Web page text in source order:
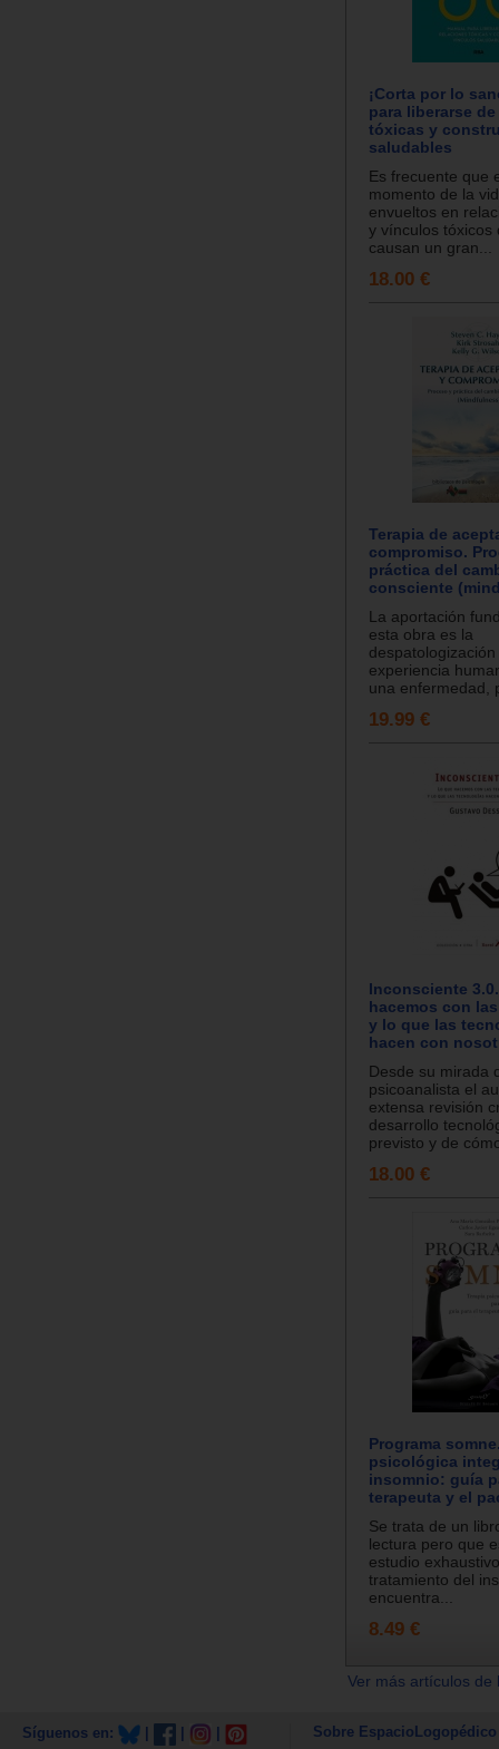
¡Corta por lo
para liberarse
tóxicas y
saludables
Es frecuente que
momento de la
envueltos en
y vínculos tóxicos
causan un gran...
18.00 €
Terapia de
compromiso.
práctica del
consciente
La aportación
esta obra es la
experiencia
una enfermedad,
19.99 €
Inconsciente
hacemos con
y lo que las
hacen con
Desde su mirada
psicoanalista el
extensa revisión
desarrollo
previsto y de
18.00 €
Programa
psicológica
insomnio: guía
terapeuta y el
Se trata de un
lectura pero que
estudio
tratamiento del
encuentra...
8.49 €
Ver más artículos
Síguenos en: Sobre EspacioLogopédico